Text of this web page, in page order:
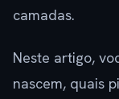
camadas.
Neste artigo,
nascem, quais